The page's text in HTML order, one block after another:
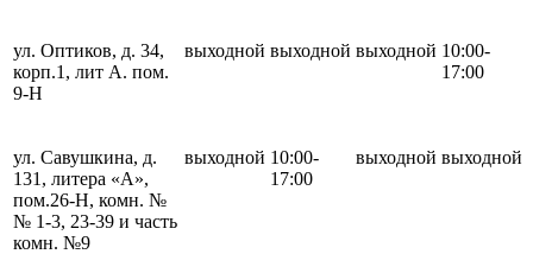
ул. Оптиков, д. 34,
корп.1, лит А. пом.
9-Н
выходной выходной выходной 10:00-
17:00
ул. Савушкина, д.
131, литера «А»,
пом.26-Н, комн. №
№ 1-3, 23-39 и часть
комн. №9
выходной 10:00-
17:00
выходной выходной